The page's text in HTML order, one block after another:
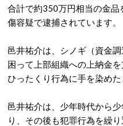
合計で約350万円相当の金
傷容疑で逮捕されています。
邑井祐介は、シノギ（資金
困って上部組織への上納金
ひったくり行為に手を染めた
邑井祐介は、少年時代から
り、その後も犯罪行為を繰